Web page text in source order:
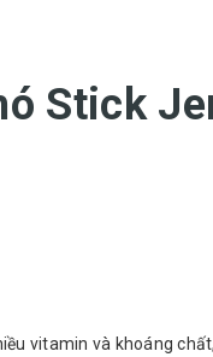
Stick
vitamin và khoáng